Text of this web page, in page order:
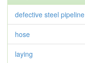
defective steel pipeline
hose
laying